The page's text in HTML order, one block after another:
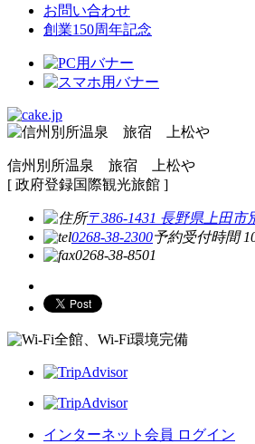
お問い合わせ
創業150周年記念
信州別所温泉 旅宿 上松や
[ 政府登録国際観光旅館 ]
〒386-1431 長野県上田市
0268-38-2300予約受付時間
0268-38-8501
全館、Wi-Fi環境完備
インターネット会員 ログイン